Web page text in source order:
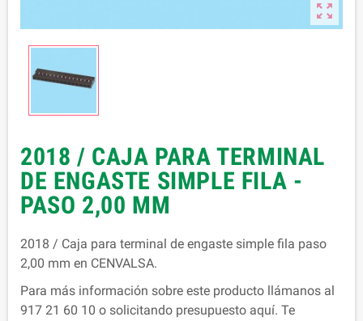

2018 / CAJA PARA TERMINAL
DE ENGASTE SIMPLE FILA -
PASO 2,00 MM
2018 / Caja para terminal de engaste simple fila paso
2,00 mm en CENVALSA.
Para más información sobre este producto llámanos al
917 21 60 10 o solicitando presupuesto aquí. Te